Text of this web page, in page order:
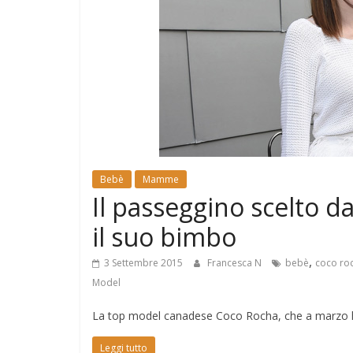
Bebè Mamme
Il passeggino scelto
il suo bimbo
3 Settembre 2015 Francesca N bebè, coco
Model
La top model canadese Coco Rocha, che a
Leggi tutto